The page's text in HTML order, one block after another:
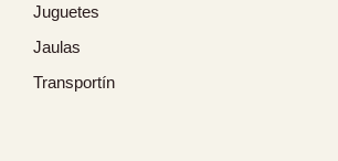
Juguetes
Jaulas
Transportín